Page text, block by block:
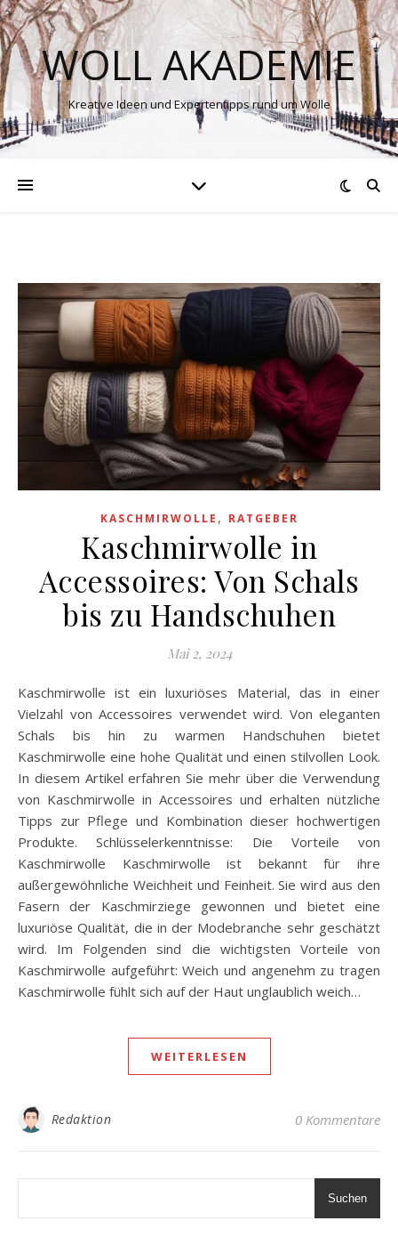
WOLL AKADEMIE
Kreative Ideen und Expertentipps rund um Wolle
KASCHMIRWOLLE , RATGEBER
Kaschmirwolle in
Accessoires: Von Schals
bis zu Handschuhen
Mai 2, 2024
Kaschmirwolle ist ein luxuriöses Material, das in einer
Vielzahl von Accessoires verwendet wird. Von eleganten
Schals bis hin zu warmen Handschuhen bietet
Kaschmirwolle eine hohe Qualität und einen stilvollen Look.
In diesem Artikel erfahren Sie mehr über die Verwendung
von Kaschmirwolle in Accessoires und erhalten nützliche
Tipps zur Pflege und Kombination dieser hochwertigen
Produkte. Schlüsselerkenntnisse: Die Vorteile von
Kaschmirwolle Kaschmirwolle ist bekannt für ihre
außergewöhnliche Weichheit und Feinheit. Sie wird aus den
Fasern der Kaschmirziege gewonnen und bietet eine
luxuriöse Qualität, die in der Modebranche sehr geschätzt
wird. Im Folgenden sind die wichtigsten Vorteile von
Kaschmirwolle aufgeführt: Weich und angenehm zu tragen
Kaschmirwolle fühlt sich auf der Haut unglaublich weich…
WEITERLESEN
Redaktion 0 Kommentare
Suchen